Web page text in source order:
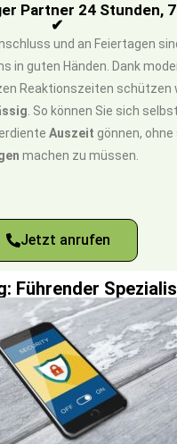
Partner 24 Stunden,
✔
und an Feiertagen
in guten Händen. Dank
Reaktionszeiten schützen
. So können Sie sich
Auszeit gönnen, ohne
machen zu müssen.
Jetzt anrufen
Führender